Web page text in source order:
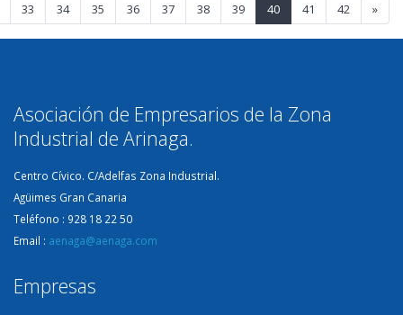
33 34 35 36 37 38 39 40 41 42 »
Asociación de Empresarios de la Zona
Industrial de Arinaga.
Centro Cívico. C/Adelfas Zona Industrial.
Agüimes Gran Canaria
Teléfono : 928 18 22 50
Email : aenaga@aenaga.com
Empresas